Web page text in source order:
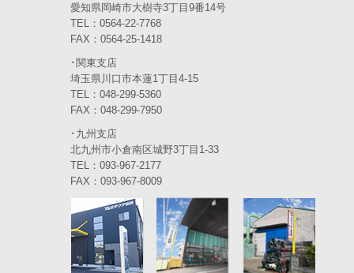
2023年12月(3)
2023年10月(3)
2023年9月(4)
(3)
2023年7月(5)
(5)
(5)
愛知県岡崎市大樹寺3丁目9番14号
TEL：0564-22-7768
FAX：0564-25-1418
･関東支店
埼玉県川口市本蓮1丁目4-15
TEL：048-299-5360
FAX：048-299-7950
･九州支店
北九州市小倉南区城野3丁目1-33
TEL：093-967-2177
FAX：093-967-8009